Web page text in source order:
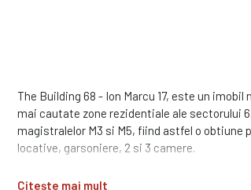
The Building 68 - Ion Marcu 17, este un
mai cautate zone rezidentiale ale sectorului
magistralelor M3 si M5, fiind astfel o
locative, garsoniere, 2 si 3 camere.
Citește mai mult